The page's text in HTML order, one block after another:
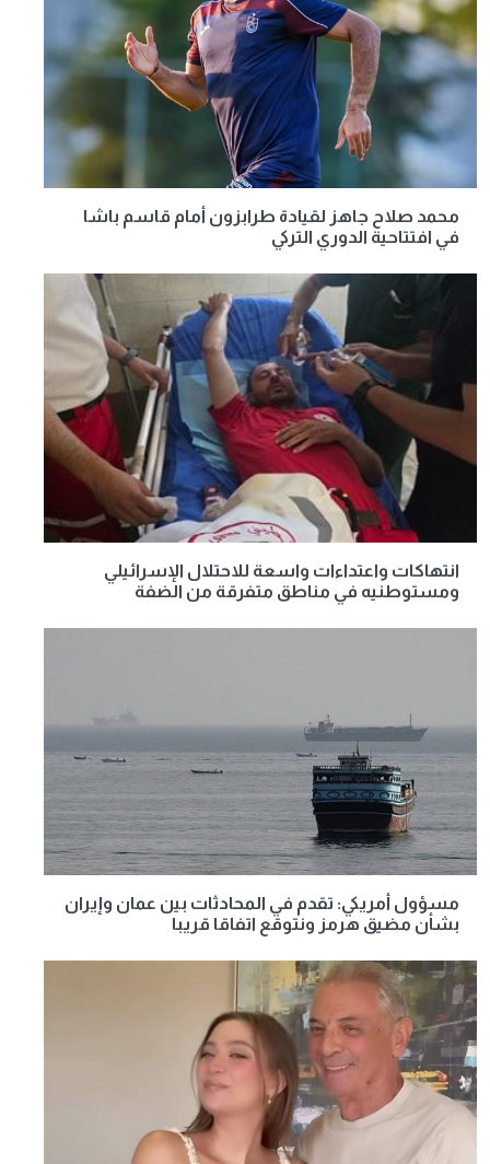
محمد صلاح جاهز لقيادة طرابزون أمام قاسم باشا
في افتتاحية الدوري التركي
انتهاكات واعتداءات واسعة للاحتلال الإسرائيلي
ومستوطنيه في مناطق متفرقة من الضفة
مسؤول أمريكي: تقدم في المحادثات بين عمان وإيران
بشأن مضيق هرمز ونتوقع اتفاقا قريبا